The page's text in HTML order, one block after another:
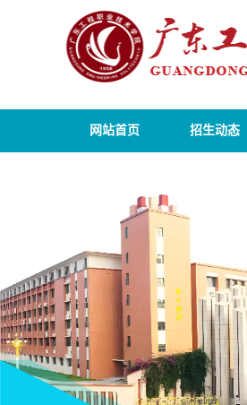
网站首页 招生动态